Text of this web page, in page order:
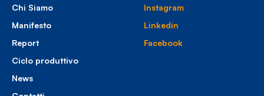
Chi Siamo
Manifesto
Report
Ciclo produttivo
News
Instagram
Linkedin
Facebook